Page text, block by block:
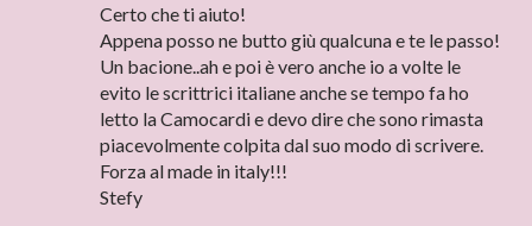
Certo che ti aiuto!
Appena posso ne butto giù qualcuna e te le passo!
Un bacione..ah e poi è vero anche io a volte le
evito le scrittrici italiane anche se tempo fa ho
letto la Camocardi e devo dire che sono rimasta
piacevolmente colpita dal suo modo di scrivere.
Forza al made in italy!!!
Stefy